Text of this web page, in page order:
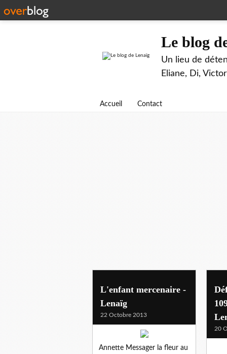
Le blog
Un lieu de
Eliane, Di,
Accueil Contact
L'enfant mercenaire -
Lenaïg
22 Octobre 2013
Annette Messager la fleur au
20